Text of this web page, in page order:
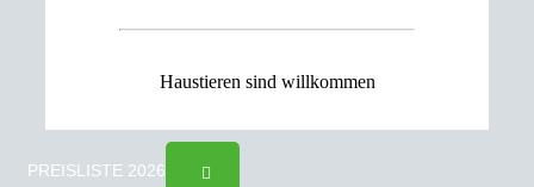
Haustieren sind willkommen
PREISLISTE 2026